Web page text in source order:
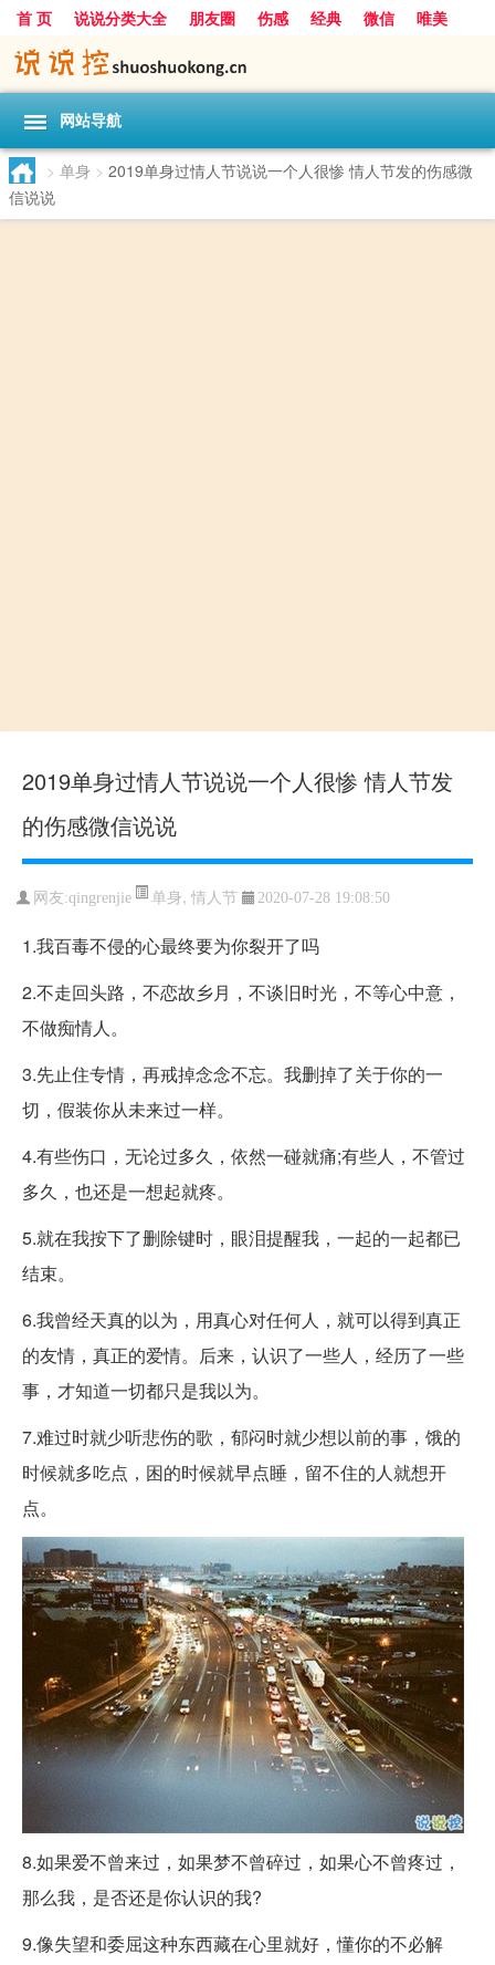
首 页 说说分类大全 朋友圈 伤感 经典 微信
唯美
励志
爱情 搞笑
网站导航
> 单身 > 2019单身过情人节说说一个人很惨 情人节发的伤感微
信说说
2019单身过情人节说说一个人很惨 情人节发
的伤感微信说说
网友:qingrenjie 单身, 情人节 2020-07-28 19:08:50
1.我百毒不侵的心最终要为你裂开了吗
2.不走回头路，不恋故乡月，不谈旧时光，不等心中意，
不做痴情人。
3.先止住专情，再戒掉念念不忘。我删掉了关于你的一
切，假装你从未来过一样。
4.有些伤口，无论过多久，依然一碰就痛;有些人，不管过
多久，也还是一想起就疼。
5.就在我按下了删除键时，眼泪提醒我，一起的一起都已
结束。
6.我曾经天真的以为，用真心对任何人，就可以得到真正
的友情，真正的爱情。后来，认识了一些人，经历了一些
事，才知道一切都只是我以为。
7.难过时就少听悲伤的歌，郁闷时就少想以前的事，饿的
时候就多吃点，困的时候就早点睡，留不住的人就想开
点。
8.如果爱不曾来过，如果梦不曾碎过，如果心不曾疼过，
那么我，是否还是你认识的我?
9.像失望和委屈这种东西藏在心里就好，懂你的不必解